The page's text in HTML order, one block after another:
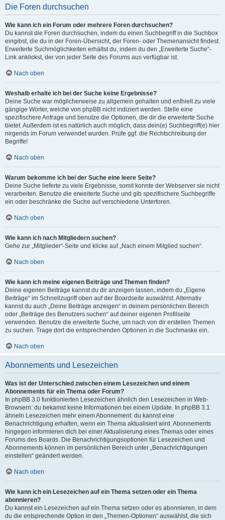
Die Foren durchsuchen
Wie kann ich ein Forum oder mehrere Foren durchsuchen?
Du kannst die Foren durchsuchen, indem du einen Suchbegriff in die Suchbox
eingibst, die du in der Foren-Übersicht, der Foren- oder Themenansicht findest.
Erweiterte Suchmöglichkeiten erhältst du, indem du den „Erweiterte Suche“-
Link anklickst, der von jeder Seite des Forums aus verfügbar ist.
Nach oben
Weshalb erhalte ich bei der Suche keine Ergebnisse?
Deine Suche war möglicherweise zu allgemein gehalten und enthielt zu viele
gängige Wörter, welche von phpBB nicht indiziert werden. Stelle eine
spezifischere Anfrage und benutze die Optionen, die dir die erweiterte Suche
bietet. Außerdem ist es natürlich auch möglich, dass dein(e) Suchbegriff(e) hier
nirgends im Forum verwendet wurden. Prüfe ggf. die Rechtschreibung der
Begriffe!
Nach oben
Warum bekomme ich bei der Suche eine leere Seite?
Deine Suche lieferte zu viele Ergebnisse, somit konnte der Webserver sie nicht
verarbeiten. Benutze die erweiterte Suche und gib spezifischere Suchbegriffe
ein oder beschränke die Suche auf verschiedene Unterforen.
Nach oben
Wie kann ich nach Mitgliedern suchen?
Gehe zur „Mitglieder“-Seite und klicke auf „Nach einem Mitglied suchen“.
Nach oben
Wie kann ich meine eigenen Beiträge und Themen finden?
Deine eigenen Beiträge kannst du dir anzeigen lassen, indem du „Eigene
Beiträge“ im Schnellzugriff oben auf der Boardseite auswählst. Alternativ
kannst du auch „Deine Beiträge anzeigen“ in deinem persönlichen Bereich
oder „Beiträge des Benutzers suchen“ auf deiner eigenen Profilseite
verwenden. Benutze die erweiterte Suche, um nach von dir erstellen Themen
zu suchen. Trage dort die entsprechenden Optionen in die Suchmaske ein.
Nach oben
Abonnements und Lesezeichen
Was ist der Unterschied zwischen einem Lesezeichen und einem
Abonnements für ein Thema oder Forum?
In phpBB 3.0 funktionierten Lesezeichen ähnlich den Lesezeichen in Web-
Browsern: du bekamst keine Informationen bei einem Update. In phpBB 3.1
ähneln Lesezeichen mehr einem Abonnement: du kannst eine
Benachrichtigung erhalten, wenn ein Thema aktualisiert wird. Abonnements
hingegen informieren dich bei einer Aktualisierung eines Themas oder eines
Forums des Boards. Die Benachrichtigungsoptionen für Lesezeichen und
Abonnements können im persönlichen Bereich unter „Benachrichtigungen
einstellen“ geändert werden.
Nach oben
Wie kann ich ein Lesezeichen auf ein Thema setzen oder ein Thema
abonnieren?
Du kannst ein Lesezeichen auf ein Thema setzen oder es abonnieren, in dem
du die entsprechende Option in den „Themen-Optionen“ auswählst, die sich